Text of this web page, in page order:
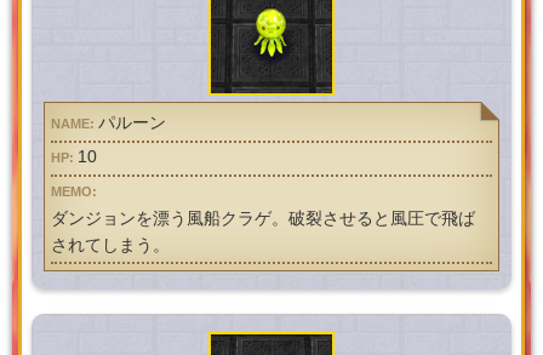
パルーン
10
ダンジョンを漂う風船クラゲ。破裂させると風圧で飛ば
されてしまう。